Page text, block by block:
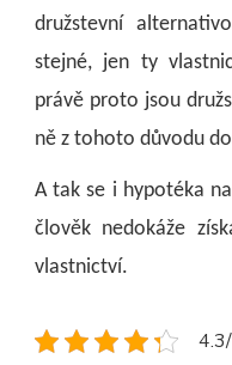
družstevní
stejné, jen ty
právě proto jsou
ně z tohoto důvodu
A tak se i hypotéka
člověk nedokáže
vlastnictví.